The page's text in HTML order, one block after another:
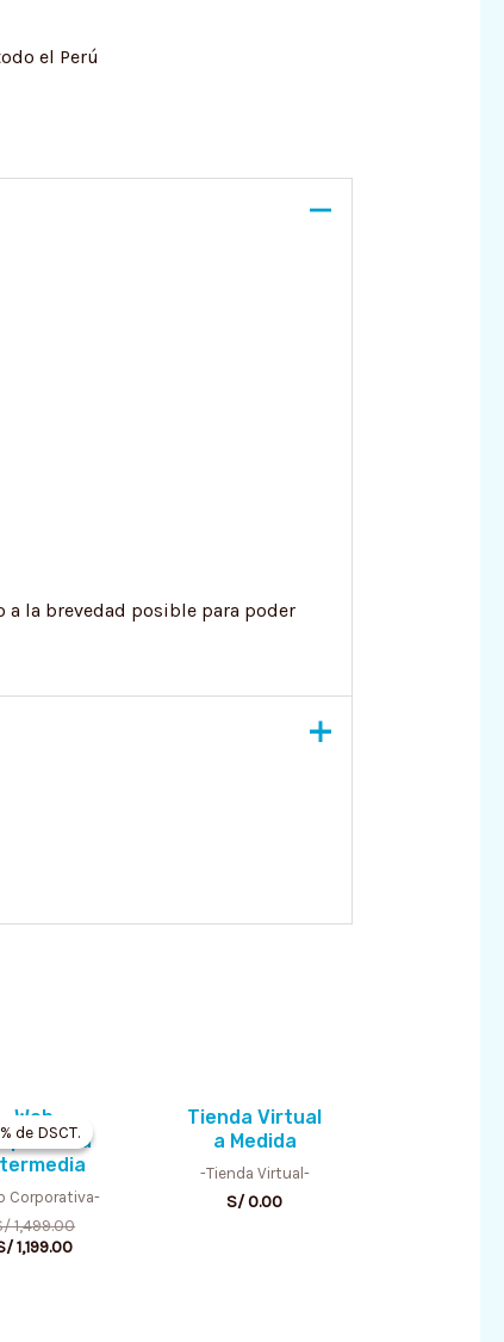
el Perú
la brevedad posible para poder
de DSCT.
de DSCT.
Web
Corporativa-
1,499.00
was:
S/ 1,499.00.
1,199.00
is:
S/ 1,199.00.
Tienda Virtual
a Medida
-Tienda Virtual-
S/0.00